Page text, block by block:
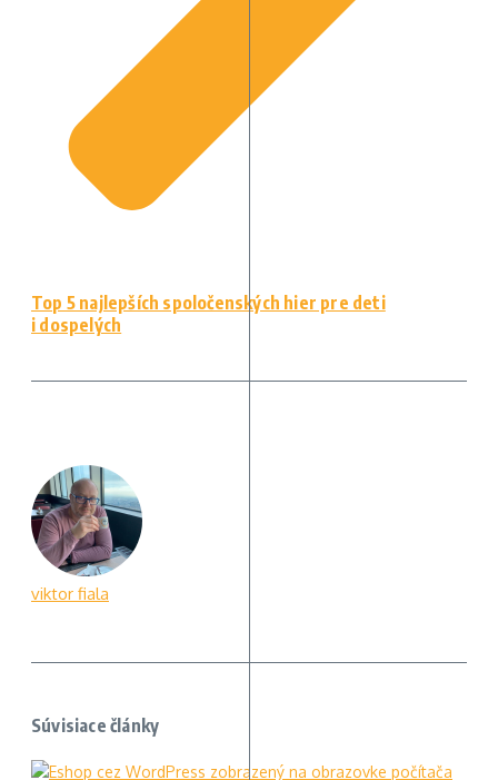
Top 5 najlepších spoločenských hier pre deti
i dospelých
viktor fiala
Súvisiace články